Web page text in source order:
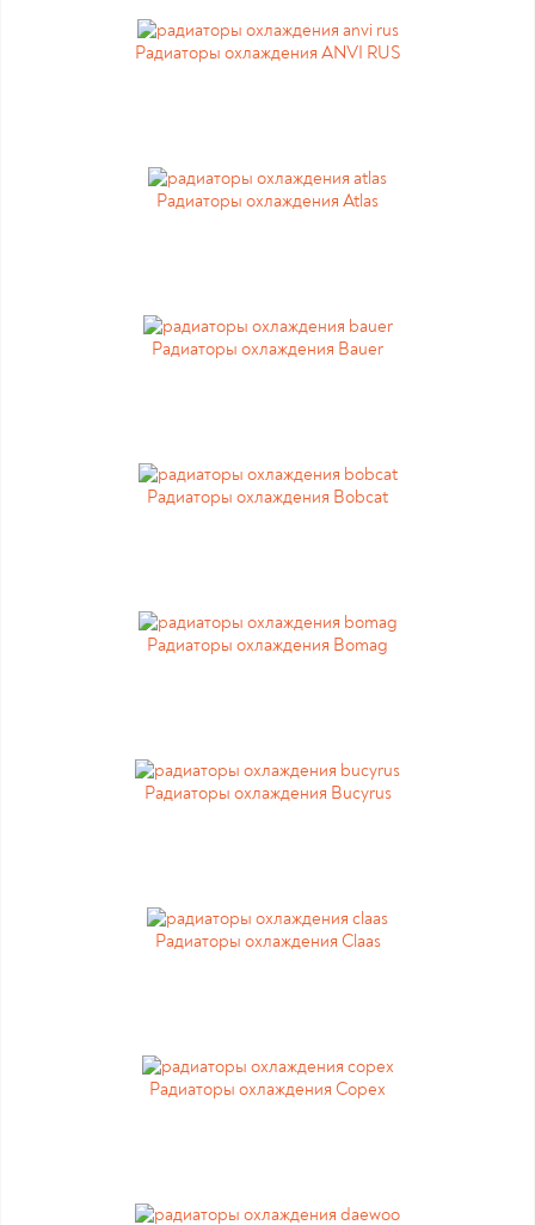
Радиаторы охлаждения ANVI RUS
Радиаторы охлаждения Atlas
Радиаторы охлаждения Bauer
Радиаторы охлаждения Bobcat
Радиаторы охлаждения Bomag
Радиаторы охлаждения Bucyrus
Радиаторы охлаждения Claas
Радиаторы охлаждения Copex